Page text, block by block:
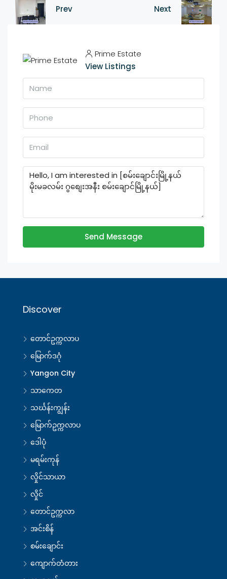
Prev Next
Prime Estate
View Listings
Send Message
Discover
တောင်ဥက္ကလာပ
မြောက်ဒဂုံ
Yangon City
သာကေတ
သင်္ဃန်းကျွန်း
မြောက်ဥက္ကလာပ
ဒေါပုံ
မရမ်းကုန်
လှိုင်သာယာ
လှိုင်
တောင်ဥက္ကလာ
အင်းစိန်
စမ်းချောင်း
ကျောက်တံတား